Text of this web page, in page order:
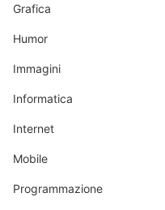
Grafica
Humor
Immagini
Informatica
Internet
Mobile
Programmazione